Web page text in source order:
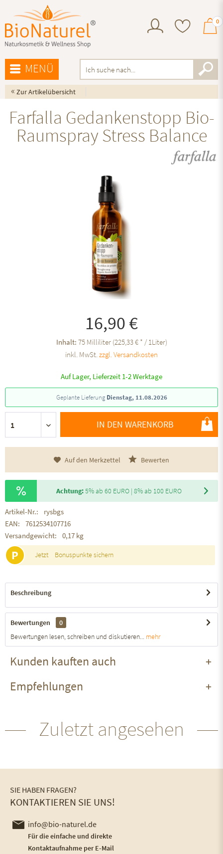
0
MENÜ
« Zur Artikelübersicht
Farfalla Gedankenstopp Bio-
Raumspray Stress Balance
16,90 €
Inhalt: 75 Milliliter (225,33 € * / 1Liter)
inkl. MwSt.zzgl. Versandkosten
Auf Lager, Lieferzeit 1-2 Werktage
Geplante Lieferung Dienstag, 11.08.2026
IN DEN WARENKORB
Auf den Merkzettel Bewerten
Achtung:5% ab 60 EURO | 8% ab 100 EURO
Artikel-Nr.:
rysbgs
EAN:
7612534107716
Versandgewicht:
0,17 kg
P Jetzt Bonuspunkte sichern
Beschreibung
Bewertungen
0
Bewertungen lesen, schreiben und diskutieren... mehr
Kunden kauften auch
Empfehlungen
Zuletzt angesehen
SIE HABEN FRAGEN?
KONTAKTIEREN SIE UNS!
info@bio-naturel.de
Für die einfache und direkte
Kontaktaufnahme per E-Mail